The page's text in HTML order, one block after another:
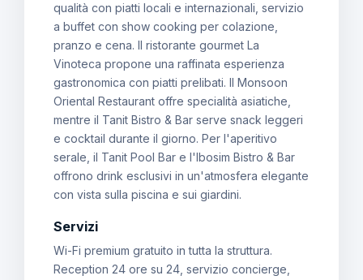
qualità con piatti locali e internazionali, servizio
a buffet con show cooking per colazione,
pranzo e cena. Il ristorante gourmet La
Vinoteca propone una raffinata esperienza
gastronomica con piatti prelibati. Il Monsoon
Oriental Restaurant offre specialità asiatiche,
mentre il Tanit Bistro & Bar serve snack leggeri
e cocktail durante il giorno. Per l'aperitivo
serale, il Tanit Pool Bar e l'Ibosim Bistro & Bar
offrono drink esclusivi in un'atmosfera elegante
con vista sulla piscina e sui giardini.
Servizi
Wi-Fi premium gratuito in tutta la struttura.
Reception 24 ore su 24, servizio concierge,